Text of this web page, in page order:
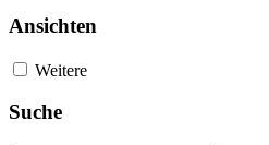
Ansichten
Weitere
Suche